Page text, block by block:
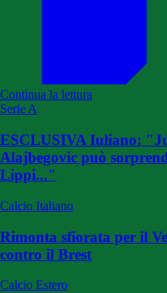
Continua la lettura
Serie A
ESCLUSIVA Iuliano:
Alajbegovic può
Lippi..."
Calcio Italiano
Rimonta sfiorata per il
contro il Brest
Calcio Estero